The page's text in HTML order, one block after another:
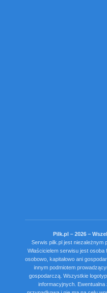
Pilk.pl – 2026 –
Serwis pilk.pl jest niezależnym
Właścicielem serwisu jest
osobowo, kapitałowo ani
innym podmiotem
gospodarczą. Wszystkie
informacyjnych.